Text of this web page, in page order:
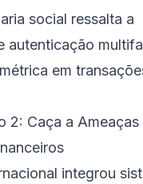
social ressalta a
autenticação
em
2: Caça a
integrou